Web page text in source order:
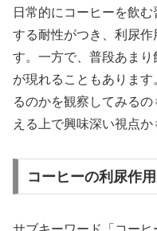
日常的にコーヒーを飲
する耐性がつき、利尿
す。一方で、普段あま
が現れることもありま
るのかを観察してみる
える上で興味深い視点か
コーヒーの利尿作